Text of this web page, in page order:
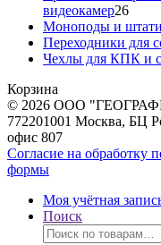
видеокамер2626
Моноподы и
Переходники для
Чехлы для КПК и
Корзина
© 2026 ООО
772201001 Москва, БЦ
офис 807
Согласие на обработку
формы
Моя учётная
Поиск
Искать: